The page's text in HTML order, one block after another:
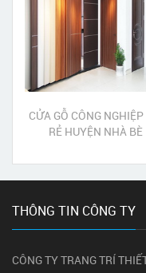
CỬA GỖ CÔNG NGHIỆP
RẺ HUYỆN NHÀ BÈ
THÔNG TIN CÔNG TY
CÔNG TY TRANG TRÍ